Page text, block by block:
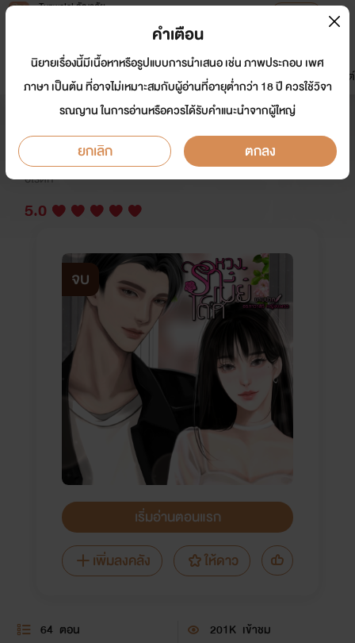
Tunwalai ธัญวลัย
หน้าแรก นิยาย อีบุ๊ก การ์ตูน
มาใหม่
ดรีมแชท ธัญลิสต์
หวงรักเมียเด็ก
นักเขียน: อรภาวาสิริ หญิงแพรว
อีโรติก
5.0
จบ
เริ่มอ่านตอนแรก
เพิ่มลงคลัง
ให้ดาว
64 ตอน 201K เข้าชม
คำเตือน
นิยายเรื่องนี้มีเนื้อหาหรือรูปแบบการนำเสนอ เช่น ภาพประกอบ เพศ
ภาษา เป็นต้น ที่อาจไม่เหมาะสมกับผู้อ่านที่อายุต่ำกว่า 18 ปี ควรใช้วิจา
รณญาน ในการอ่านหรือควรได้รับคำแนะนำจากผู้ใหญ่
ยกเลิก ตกลง